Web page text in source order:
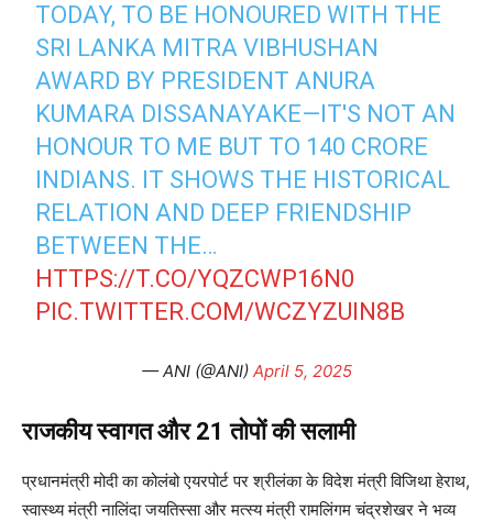
TODAY, TO BE HONOURED WITH THE
SRI LANKA MITRA VIBHUSHAN
AWARD BY PRESIDENT ANURA
KUMARA DISSANAYAKE—IT'S NOT AN
HONOUR TO ME BUT TO 140 CRORE
INDIANS. IT SHOWS THE HISTORICAL
RELATION AND DEEP FRIENDSHIP
BETWEEN THE…
HTTPS://T.CO/YQZCWP16N0
PIC.TWITTER.COM/WCZYZUIN8B
— ANI (@ANI) April 5, 2025
राजकीय स्वागत और 21 तोपों की सलामी
प्रधानमंत्री मोदी का कोलंबो एयरपोर्ट पर श्रीलंका के विदेश मंत्री विजिथा हेराथ,
स्वास्थ्य मंत्री नालिंदा जयतिस्सा और मत्स्य मंत्री रामलिंगम चंद्रशेखर ने भव्य